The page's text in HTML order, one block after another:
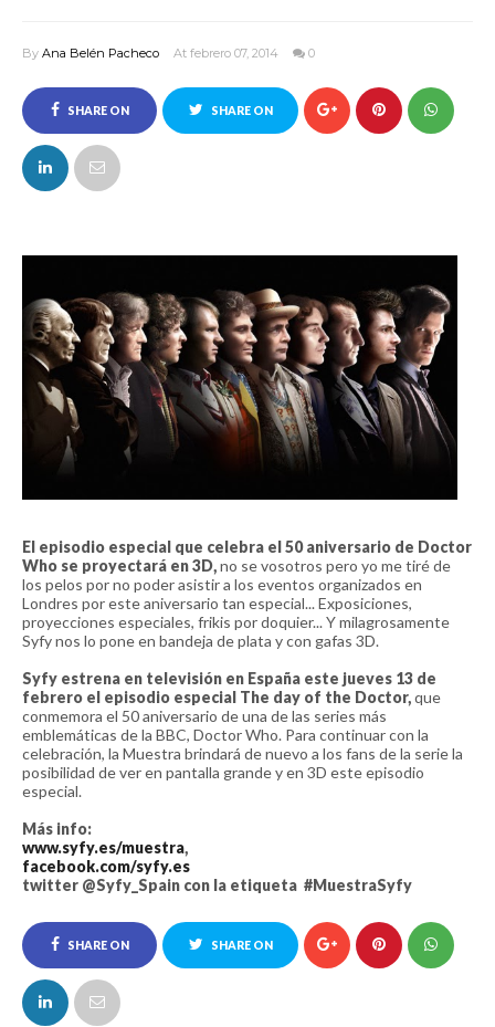
By Ana Belén Pacheco At febrero 07, 2014 0
SHARE ON
FACEBOOK
SHARE ON
El episodio especial que celebra el 50 aniversario de Doctor
Who se proyectará en 3D,no se vosotros pero yo me tiré de
los pelos por no poder asistir a los eventos organizados en
Londres por este aniversario tan especial... Exposiciones,
proyecciones especiales, frikis por doquier... Y milagrosamente
Syfy nos lo pone en bandeja de plata y con gafas 3D.
Syfy estrena en televisión en España este jueves 13 de
febrero el episodio especial The day of the Doctor,que
conmemora el 50 aniversario de una de las series más
emblemáticas de la BBC, Doctor Who. Para continuar con la
celebración, la Muestra brindará de nuevo a los fans de la serie la
posibilidad de ver en pantalla grande y en 3D este episodio
especial.
Más info:
www.syfy.es/muestra,
facebook.com/syfy.es
twitter @Syfy_Spain con la etiqueta #MuestraSyfy
SHARE ON
FACEBOOK
SHARE ON